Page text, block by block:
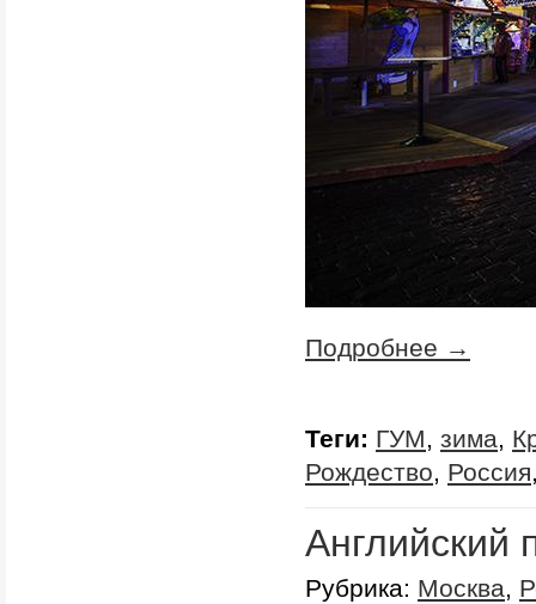
Подробнее →
Теги: ГУМ, зима,
Рождество, Россия
Английский
Рубрика: Москва,